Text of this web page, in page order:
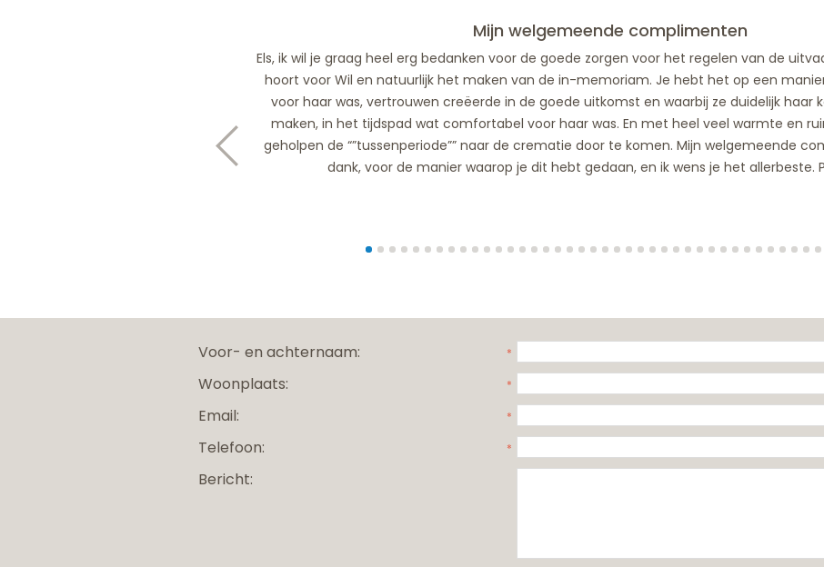
Mijn welgemeende complimenten
Els, ik wil je graag heel erg bedanken voor de goede zorgen voor het regelen van de
hoort voor Wil en natuurlijk het maken van de in-memoriam. Je hebt het op een
voor haar was, vertrouwen creëerde in de goede uitkomst en waarbij ze duidelijk haar
maken, in het tijdspad wat comfortabel voor haar was. En met heel veel warmte en
geholpen de “”tussenperiode”” naar de crematie door te komen. Mijn welgemeende
dank, voor de manier waarop je dit hebt gedaan, en ik wens je het allerbeste.
Voor- en achternaam:
Woonplaats:
Email:
Telefoon:
Bericht: